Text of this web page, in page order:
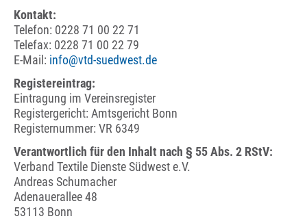
Kontakt:
Telefon: 0228 71 00 22 71
Telefax: 0228 71 00 22 79
E-Mail: info@vtd-suedwest.de
Registereintrag:
Eintragung im Vereinsregister
Registergericht: Amtsgericht Bonn
Registernummer: VR 6349
Verantwortlich für den Inhalt nach § 55 Abs. 2 RStV:
Verband Textile Dienste Südwest e.V.
Andreas Schumacher
Adenauerallee 48
53113 Bonn